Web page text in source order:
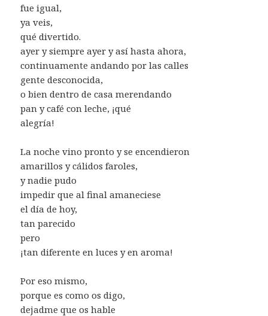
fue igual,
ya veis,
qué divertido.
ayer y siempre ayer y así hasta ahora,
continuamente andando por las calles
gente desconocida,
o bien dentro de casa merendando
pan y café con leche, ¡qué
alegría!
La noche vino pronto y se encendieron
amarillos y cálidos faroles,
y nadie pudo
impedir que al final amaneciese
el día de hoy,
tan parecido
pero
¡tan diferente en luces y en aroma!
Por eso mismo,
porque es como os digo,
dejadme que os hable